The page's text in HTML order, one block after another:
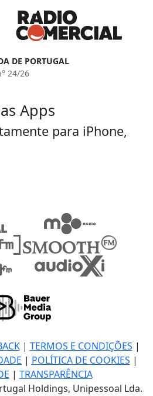
DE PORTUGAL
24/26
Apps
para iPhone,
| TERMOS E CONDIÇÕES |
| POLÍTICA DE COOKIES |
| TRANSPARÊNCIA
Holdings, Unipessoal Lda.